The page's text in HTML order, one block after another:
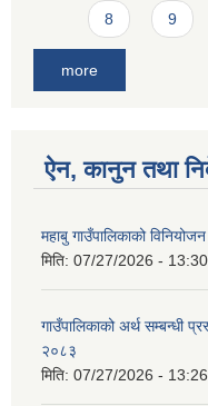
8 9
more
ऐन, कानुन तथा
महाबु गाउँपालिकाको
मिति: 07/27/2026 - 13:30
गाउँपालिकाको अर्थ सम्बन्धी
२०८३
मिति: 07/27/2026 - 13:26